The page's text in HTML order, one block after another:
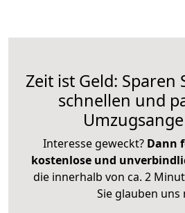
Zeit ist Geld: Sparen
schnellen und
Interesse geweckt? Dann
kostenlose und
die innerhalb von ca. 2
Sie glauben uns